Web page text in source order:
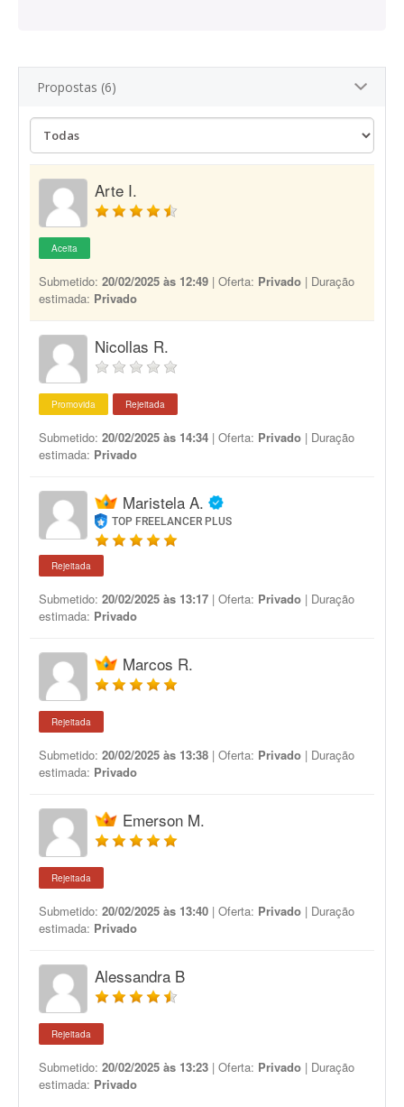
Propostas (6)
Arte I.
Aceita
Submetido: 20/02/2025 às 12:49 | Oferta: Privado | Duração
estimada: Privado
Nicollas R.
Promovida Rejeitada
Submetido: 20/02/2025 às 14:34 | Oferta: Privado | Duração
estimada: Privado
Maristela A.
TOP FREELANCER PLUS
Rejeitada
Submetido: 20/02/2025 às 13:17 | Oferta: Privado | Duração
estimada: Privado
Marcos R.
Rejeitada
Submetido: 20/02/2025 às 13:38 | Oferta: Privado | Duração
estimada: Privado
Emerson M.
Rejeitada
Submetido: 20/02/2025 às 13:40 | Oferta: Privado | Duração
estimada: Privado
Alessandra B
Rejeitada
Submetido: 20/02/2025 às 13:23 | Oferta: Privado | Duração
estimada: Privado